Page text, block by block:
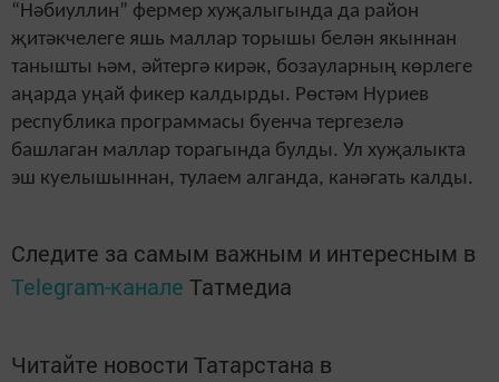
“Нәбиуллин” фермер хуҗалыгында да район
җитәкчелеге яшь маллар торышы белән якыннан
танышты һәм, әйтергә кирәк, бозауларның көрлеге
аңарда уңай фикер калдырды. Рөстәм Нуриев
республика программасы буенча тергезелә
башлаган маллар торагында булды. Ул хуҗалыкта
эш куелышыннан, тулаем алганда, канәгать калды.
Следите за самым важным и интересным в
Telegram-канале Татмедиа
Читайте новости Татарстана в